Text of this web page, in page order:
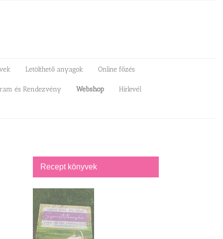
Letölthető anyagok Online főzés
és Rendezvény Webshop Hírlevél
Recept könyvek